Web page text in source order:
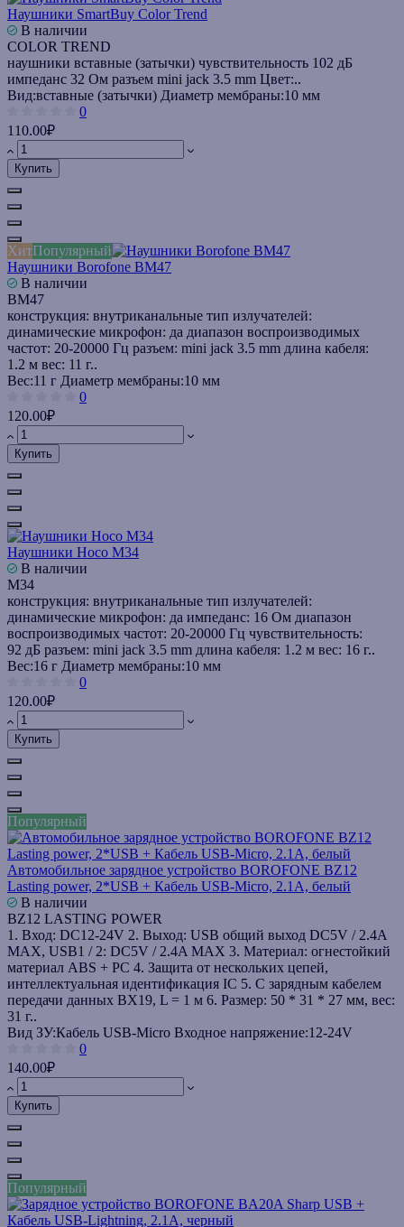
Наушники SmartBuy Color Trend
В наличии
COLOR TREND
наушники вставные (затычки) чувствительность 102 дБ
импеданс 32 Ом разъем mini jack 3.5 mm Цвет:..
Вид:вставные (затычки) Диаметр мембраны:10 мм
0
110.00₽
Купить
ХитПопулярный
Наушники Borofone BM47
В наличии
BM47
конструкция: внутриканальные тип излучателей:
динамические микрофон: да диапазон воспроизводимых
частот: 20-20000 Гц разъем: mini jack 3.5 mm длина кабеля:
1.2 м вес: 11 г..
Вес:11 г Диаметр мембраны:10 мм
0
120.00₽
Купить
Наушники Hoco M34
В наличии
M34
конструкция: внутриканальные тип излучателей:
динамические микрофон: да импеданс: 16 Ом диапазон
воспроизводимых частот: 20-20000 Гц чувствительность:
92 дБ разъем: mini jack 3.5 mm длина кабеля: 1.2 м вес: 16 г..
Вес:16 г Диаметр мембраны:10 мм
0
120.00₽
Купить
Популярный
Автомобильное зарядное устройство BOROFONE BZ12
Lasting power, 2*USB + Кабель USB-Micro, 2.1A, белый
В наличии
BZ12 LASTING POWER
1. Вход: DC12-24V 2. Выход: USB общий выход DC5V / 2.4A
MAX, USB1 / 2: DC5V / 2.4A MAX 3. Материал: огнестойкий
материал ABS + PC 4. Защита от нескольких цепей,
интеллектуальная идентификация IC 5. С зарядным кабелем
передачи данных BX19, L = 1 м 6. Размер: 50 * 31 * 27 мм, вес:
31 г..
Вид ЗУ:Кабель USB-Micro Входное напряжение:12-24V
0
140.00₽
Купить
Популярный